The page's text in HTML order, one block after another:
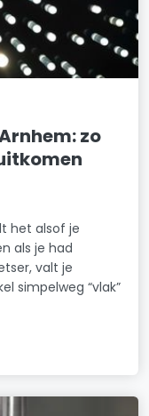
zo
het alsof je
als je had
valt je
simpelweg “vlak”